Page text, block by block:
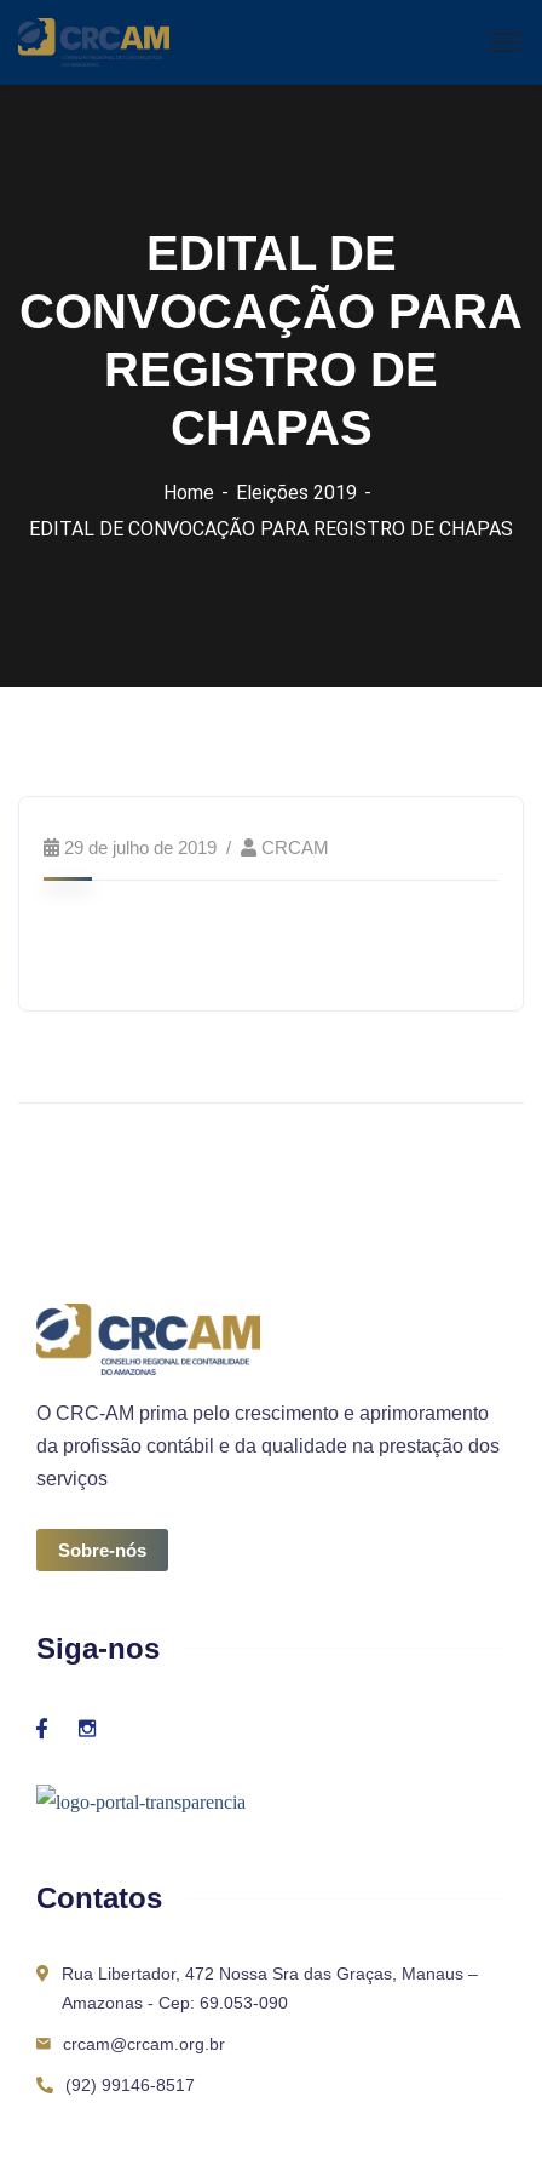
EDITAL DE
CONVOCAÇÃO PARA
REGISTRO DE
CHAPAS
Home
Eleições 2019
EDITAL DE CONVOCAÇÃO PARA REGISTRO DE CHAPAS
29 de julho de 2019 CRCAM
O CRC-AM prima pelo crescimento e aprimoramento
da profissão contábil e da qualidade na prestação dos
serviços
Sobre-nós
Siga-nos
Contatos
Rua Libertador, 472 Nossa Sra das Graças, Manaus –
Amazonas - Cep: 69.053-090
crcam@crcam.org.br
(92) 99146-8517